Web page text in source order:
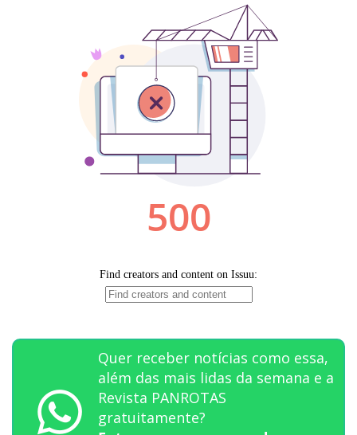
Quer receber notícias como essa,
além das mais lidas da semana e a
Revista PANROTAS
gratuitamente?